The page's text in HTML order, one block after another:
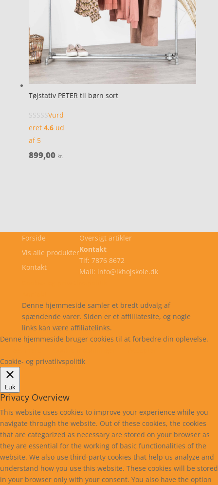
Tøjstativ PETER til børn sort
Vurd
eret 4.6ud
af 5
899,00 kr.
Forside
Vis alle produkter
Kontakt
Oversigt artikler
Kontakt
Tlf: 7876 8672
Mail: info@lkhojskole.dk
Denne hjemmeside samler et bredt udvalg af
spændende varer. Siden er et affiiliatesite, og nogle
links kan være affiliatelinks.
Denne hjemmeside bruger cookies til at forbedre din oplevelse.
Cookie- og privatlivspolitik
Luk
Privacy Overview
This website uses cookies to improve your experience while you
navigate through the website. Out of these cookies, the cookies
that are categorized as necessary are stored on your browser as
they are essential for the working of basic functionalities of the
website. We also use third-party cookies that help us analyze and
understand how you use this website. These cookies will be stored
in your browser only with your consent. You also have the option